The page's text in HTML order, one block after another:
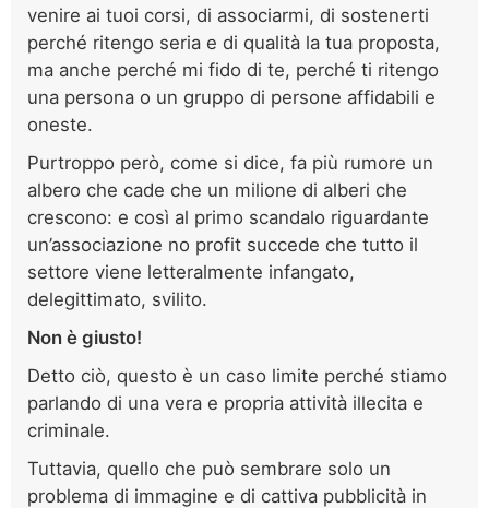
venire ai tuoi corsi, di associarmi, di sostenerti
perché ritengo seria e di qualità la tua proposta,
ma anche perché mi fido di te, perché ti ritengo
una persona o un gruppo di persone affidabili e
oneste.
Purtroppo però, come si dice, fa più rumore un
albero che cade che un milione di alberi che
crescono: e così al primo scandalo riguardante
un’associazione no profit succede che tutto il
settore viene letteralmente infangato,
delegittimato, svilito.
Non è giusto!
Detto ciò, questo è un caso limite perché stiamo
parlando di una vera e propria attività illecita e
criminale.
Tuttavia, quello che può sembrare solo un
problema di immagine e di cattiva pubblicità in